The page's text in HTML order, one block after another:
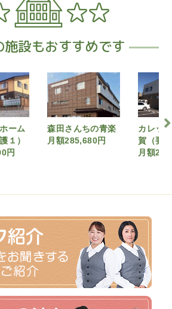
施設もおすすめです
青楽
円
カレッサ成田北須
賀（要介護3）
ウィズ
月額